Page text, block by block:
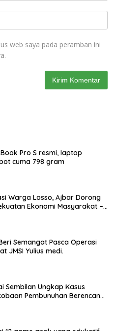
web saya pada peramban ini
Pro S resmi, laptop
cuma 798 gram
Warga Losso, Ajbar Dorong
Ekonomi Masyarakat –
Semangat Pasca Operasi
JMSI Yulius medi.
Sembilan Ungkap Kasus
Pembunuhan Berencana,